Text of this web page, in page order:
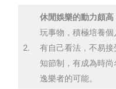
2.
休閒娛樂的動力頗高
玩事物，積極培養
有自己看法，不易
知節制，有成為時
逸樂者的可能。